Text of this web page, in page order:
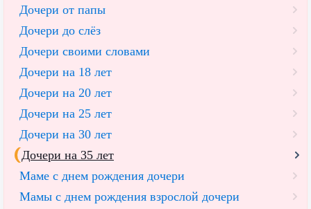
Дочери от папы
Дочери до слёз
Дочери своими словами
Дочери на 18 лет
Дочери на 20 лет
Дочери на 25 лет
Дочери на 30 лет
Дочери на 35 лет
Маме с днем рождения дочери
Мамы с днем рождения взрослой дочери